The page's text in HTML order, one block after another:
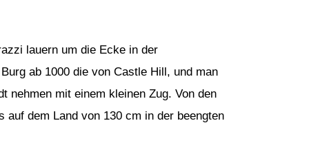
lauern um die Ecke in der
ab 1000 die von Castle Hill, und man
nehmen mit einem kleinen Zug. Von den
auf dem Land von 130 cm in der beengten